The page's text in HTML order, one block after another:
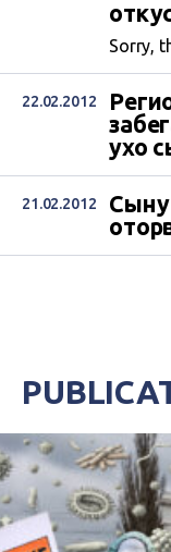
Sorry,
22.02.2012
ухо
21.02.2012
Сыну